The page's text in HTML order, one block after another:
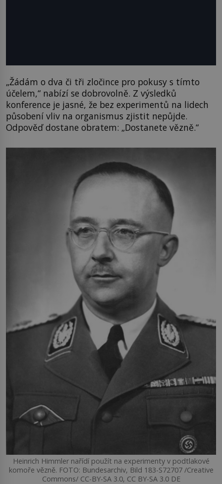
„Žádám o dva či tři zločince pro pokusy s tímto
účelem,“ nabízí se dobrovolně. Z výsledků
konference je jasné, že bez experimentů na lidech
působení vliv na organismus zjistit nepůjde.
Odpověď dostane obratem: „Dostanete vězně.“
Heinrich Himmler nařídí použít na experimenty v podtlakové
komoře vězně. FOTO: Bundesarchiv, Bild 183-S72707 /Creative
Commons/ CC-BY-SA 3.0, CC BY-SA 3.0 DE